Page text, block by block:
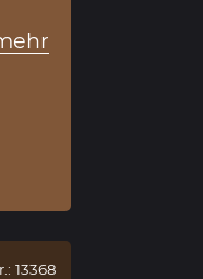
13368